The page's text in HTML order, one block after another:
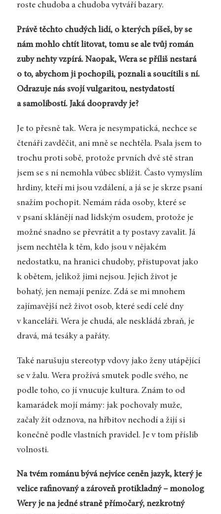
roste chudoba a chudoba vytváří bazary.
Právě těchto chudých lidí, o kterých píšeš, by se
nám mohlo chtít litovat, tomu se ale tvůj román
zuby nehty vzpírá. Naopak, Wera se příliš nestará
o to, abychom ji pochopili, poznali a soucítili s ní.
Odrazuje nás svojí vulgaritou, nestydatostí
a samolibostí. Jaká doopravdy je?
Je to přesně tak. Wera je nesympatická, nechce se
čtenáři zavděčit, ani mně se nechtěla. Psala jsem to
trochu proti sobě, protože prvních dvě stě stran
jsem se s ní nemohla vůbec sblížit. Často vymyslím
hrdiny, kteří mi jsou vzdálení, a já se je skrze psaní
snažím pochopit. Nemám ráda osoby, které se
v psaní sklánějí nad lidským osudem, protože je
možné snadno se převrátit a ty postavy zavalit. Já
jsem nechtěla k těm, kdo jsou v nějakém
nedostatku, na hranici chudoby, přistupovat jako
k obětem, jelikož jimi nejsou. Jejich život je
bohatý, jen nemají peníze. Zdá se mi mnohem
zajímavější než život osob, které sedí celé dny
v kanceláři. Wera je chudá, ale neskládá zbraň, je
dravá, má tesáky a pařáty.
Také narušuju stereotyp vdovy jako ženy utápějící
se v žalu. Wera prožívá smutek podle svého, ne
podle toho, co jí vnucuje kultura. Znám to od
kamarádek mojí mámy: jak pochovaly muže,
začaly žít odznova, na hřbitov nechodí a žijí si
konečně podle vlastních pravidel. Je v tom příslib
volnosti.
Na tvém románu bývá nejvíce ceněn jazyk, který je
velice rafinovaný a zároveň protikladný – monolog
Wery je na jedné straně přímočarý, nezkrotný